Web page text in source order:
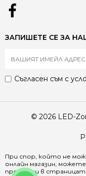
ЗАПИШЕТЕ СЕ ЗА
Съгласен съм с
© 2026 LED-
При спор, който не
онлайн магазин,
продукти в